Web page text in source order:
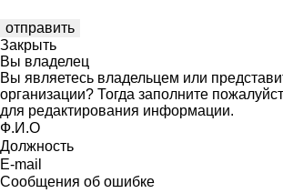
Закрыть
Вы владелец
Вы являетесь владельцем или
организации? Тогда заполните
для редактирования информации.
Ф.И.О
Должность
E-mail
Сообщения об ошибке